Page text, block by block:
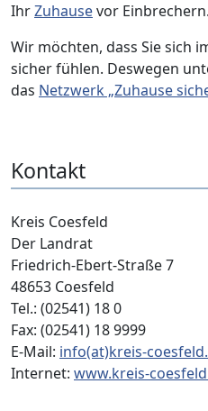
IhrZuhausevor Einbrechern.
Wir möchten, dass Sie sich
sicher fühlen. Deswegen
das Netzwerk „Zuhause
Kontakt
Kreis Coesfeld
Der Landrat
Friedrich-Ebert-Straße 7
48653 Coesfeld
Tel.: (02541) 18 0
Fax: (02541) 18 9999
E-Mail: info(at)kreis-
Internet: www.kreis-